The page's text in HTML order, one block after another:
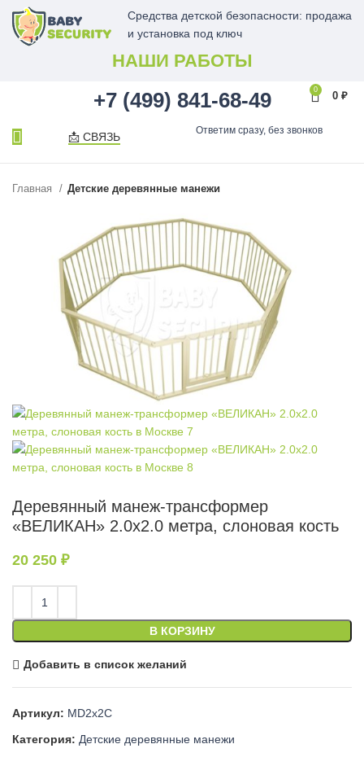
Средства детской безопасности: продажа
и установка под ключ
НАШИ РАБОТЫ
+7 (499) 841-68-49 0
0 ₽
📩 СВЯЗЬ Ответим сразу, без звонков
Главная Детские деревянные манежи
Деревянный манеж-трансформер
«ВЕЛИКАН» 2.0х2.0 метра, слоновая кость
20 250 ₽
В КОРЗИНУ
Добавить в список желаний
Артикул: MD2x2C
Категория: Детские деревянные манежи